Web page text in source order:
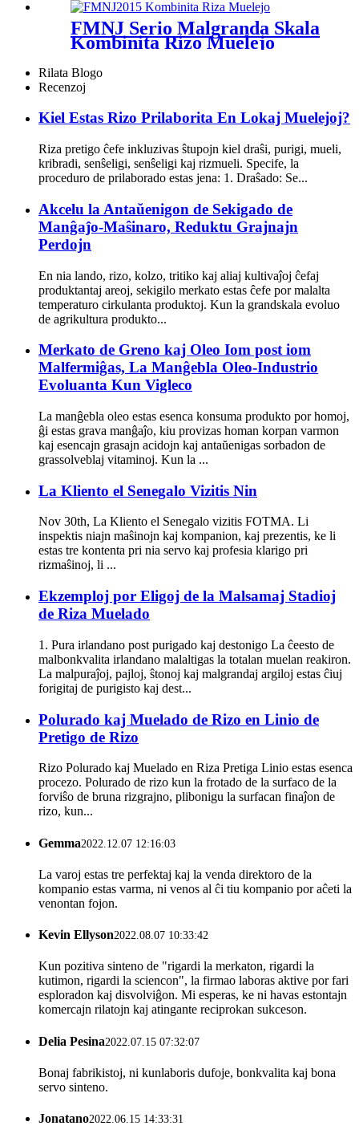
FMNJ Serio Malgranda Skala
Kombinita Rizo Muelejo
Rilata Blogo
Recenzoj
Kiel Estas Rizo Prilaborita En Lokaj Muelejoj?
Riza pretigo ĉefe inkluzivas ŝtupojn kiel draŝi, purigi, mueli,
kribradi, senŝeligi, senŝeligi kaj rizmueli. Specife, la
proceduro de prilaborado estas jena: 1. Draŝado: Se...
Akcelu la Antaŭenigon de Sekigado de
Manĝaĵo-Maŝinaro, Reduktu Grajnajn
Perdojn
En nia lando, rizo, kolzo, tritiko kaj aliaj kultivaĵoj ĉefaj
produktantaj areoj, sekigilo merkato estas ĉefe por malalta
temperaturo cirkulanta produktoj. Kun la grandskala evoluo
de agrikultura produkto...
Merkato de Greno kaj Oleo Iom post iom
Malfermiĝas, La Manĝebla Oleo-Industrio
Evoluanta Kun Vigleco
La manĝebla oleo estas esenca konsuma produkto por homoj,
ĝi estas grava manĝaĵo, kiu provizas homan korpan varmon
kaj esencajn grasajn acidojn kaj antaŭenigas sorbadon de
grassolveblaj vitaminoj. Kun la ...
La Kliento el Senegalo Vizitis Nin
Nov 30th, La Kliento el Senegalo vizitis FOTMA. Li
inspektis niajn maŝinojn kaj kompanion, kaj prezentis, ke li
estas tre kontenta pri nia servo kaj profesia klarigo pri
rizmaŝinoj, li ...
Ekzemploj por Eligoj de la Malsamaj Stadioj
de Riza Muelado
1. Pura irlandano post purigado kaj destonigo La ĉeesto de
malbonkvalita irlandano malaltigas la totalan muelan reakiron.
La malpuraĵoj, pajloj, ŝtonoj kaj malgrandaj argiloj estas ĉiuj
forigitaj de purigisto kaj dest...
Polurado kaj Muelado de Rizo en Linio de
Pretigo de Rizo
Rizo Polurado kaj Muelado en Riza Pretiga Linio estas esenca
procezo. Polurado de rizo kun la frotado de la surfaco de la
forviŝo de bruna rizgrajno, plibonigu la surfacan finaĵon de
rizo, kun...
Gemma2022.12.07 12:16:03
La varoj estas tre perfektaj kaj la venda direktoro de la
kompanio estas varma, ni venos al ĉi tiu kompanio por aĉeti la
venontan fojon.
Kevin Ellyson2022.08.07 10:33:42
Kun pozitiva sinteno de "rigardi la merkaton, rigardi la
kutimon, rigardi la sciencon", la firmao laboras aktive por fari
esploradon kaj disvolviĝon. Mi esperas, ke ni havas estontajn
komercajn rilatojn kaj atingante reciprokan sukceson.
Delia Pesina2022.07.15 07:32:07
Bonaj fabrikistoj, ni kunlaboris dufoje, bonkvalita kaj bona
servo sinteno.
Jonatano2022.06.15 14:33:31